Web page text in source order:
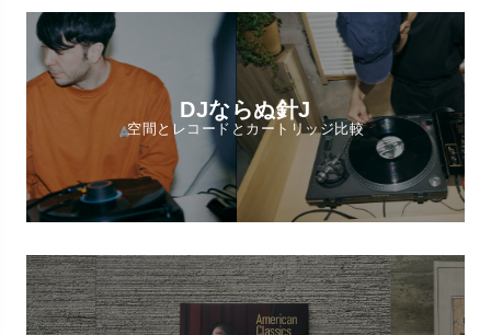
DJならぬ針J
空間とレコードとカートリッジ比較